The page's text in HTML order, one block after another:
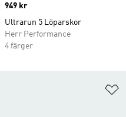
Price
949 kr
Ultrarun 5 Löparskor
Herr Performance
4 färger